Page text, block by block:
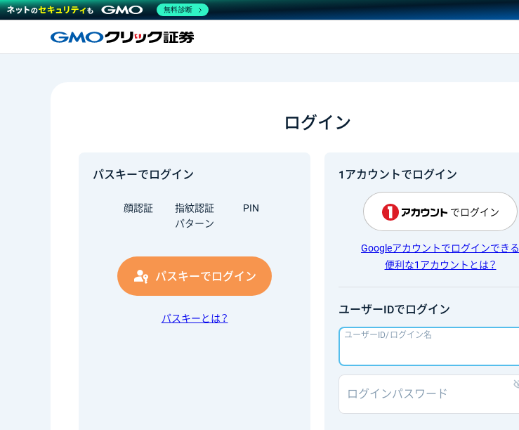
ログイン
パスキーでログイン
顔認証 指紋認証
PIN
パターン
パスキーでログイン
パスキーとは？
1アカウントでログイン
でログイン
Googleアカウントでログインできる
便利な1アカウントとは？
ユーザーIDでログイン
ユーザーID/ログイン名
ログインパスワード
無料診断